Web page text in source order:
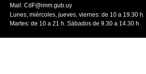
Mail: CdF@imm.gub.uy
Lunes, miércoles, jueves, viernes: de 10 a 19.30 h.
Martes: de 10 a 21 h. Sábados de 9.30 a 14.30 h.